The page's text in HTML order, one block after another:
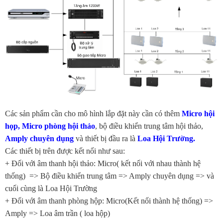
Các sản phẩm cần cho mô hình lắp đặt này cần có thêm Micro hội
họp, Micro phòng hội thảo, bộ điều khiển trung tâm hội thảo,
Amply chuyên dụng và thiết bị đầu ra là Loa Hội Trường.
Các thiết bị trên được kết nối như sau:
+ Đối với âm thanh hội thảo: Micro( kết nối với nhau thành hệ
thống) => Bộ điều khiển trung tâm => Amply chuyên dụng => và
cuối cùng là Loa Hội Trường
+ Đối với âm thanh phòng hộp: Micro(Kết nối thành hệ thống) =>
Amply => Loa âm trần ( loa hộp)